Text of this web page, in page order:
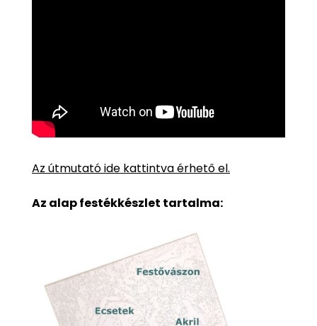
Az útmutató ide kattintva érhető el.
Az alap festékkészlet tartalma: